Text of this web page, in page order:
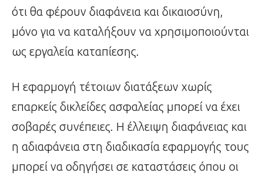
ότι θα φέρουν διαφάνεια και δικαιοσύνη,
μόνο για να καταλήξουν να χρησιμοποιούνται
ως εργαλεία καταπίεσης.
Η εφαρμογή τέτοιων διατάξεων χωρίς
επαρκείς δικλείδες ασφαλείας μπορεί να έχει
σοβαρές συνέπειες. Η έλλειψη διαφάνειας και
η αδιαφάνεια στη διαδικασία εφαρμογής τους
μπορεί να οδηγήσει σε καταστάσεις όπου οι